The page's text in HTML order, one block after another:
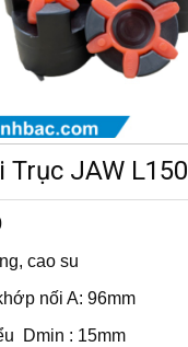
Trục JAW L150
cao su
nối A: 96mm
Dmin : 15mm